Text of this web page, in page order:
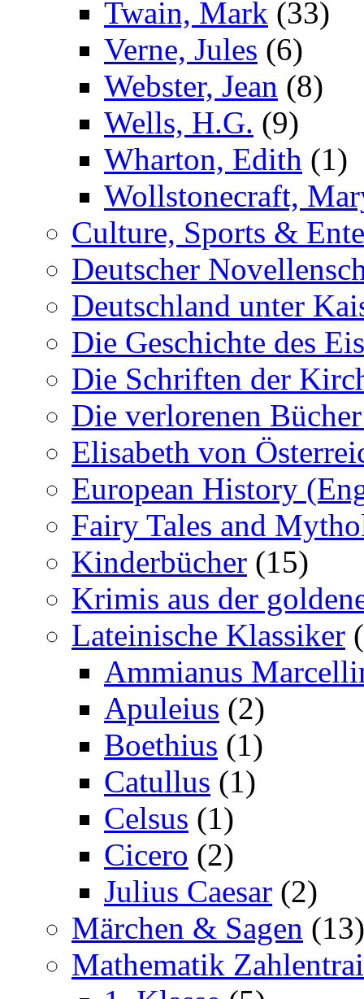
Twain, Mark (33)
Verne, Jules (6)
Webster, Jean (8)
Wells, H.G. (9)
Wharton, Edith (1)
Wollstonecraft,
Culture, Sports &
Deutscher
Deutschland unter
Die Geschichte des
Die Schriften der
Die verlorenen
Elisabeth von
European History
Fairy Tales and
Kinderbücher (15)
Krimis aus der
Lateinische Klassiker
Ammianus
Apuleius (2)
Boethius (1)
Catullus (1)
Celsus (1)
Cicero (2)
Julius Caesar (2)
Märchen & Sagen (13)
Mathematik